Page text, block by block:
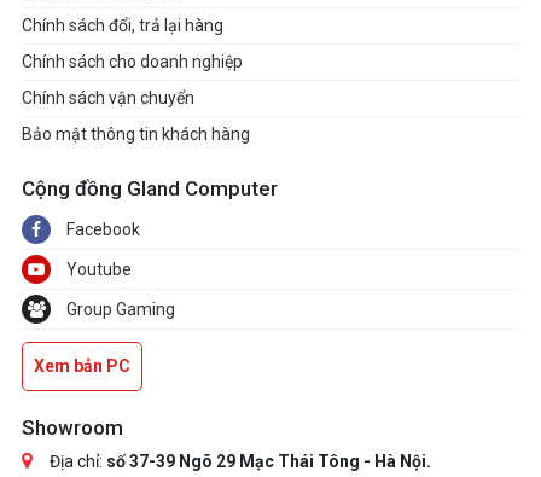
Chính sách đổi, trả lại hàng
Chính sách cho doanh nghiệp
Chính sách vận chuyển
Bảo mật thông tin khách hàng
Cộng đồng Gland Computer
Facebook
Youtube
Group Gaming
Xem bản PC
Showroom
Địa chỉ: số 37-39 Ngõ 29 Mạc Thái Tông - Hà Nội.